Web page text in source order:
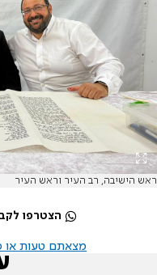
ראש הישיבה, רב העיר וראש העיר
הצטרפו
מצאתם טעות או